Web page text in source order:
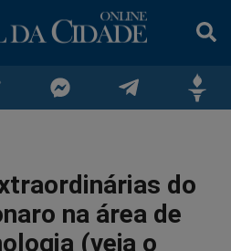
no
Messenger
no
Telegram
no
do
na área de
(veja o